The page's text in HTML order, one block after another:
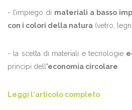
- l’impiego di materiali a basso
con i colori della natura (vetro,
- la scelta di materiali e tecnologie
principi dell 'economia circolare
Leggi l'articolo completo